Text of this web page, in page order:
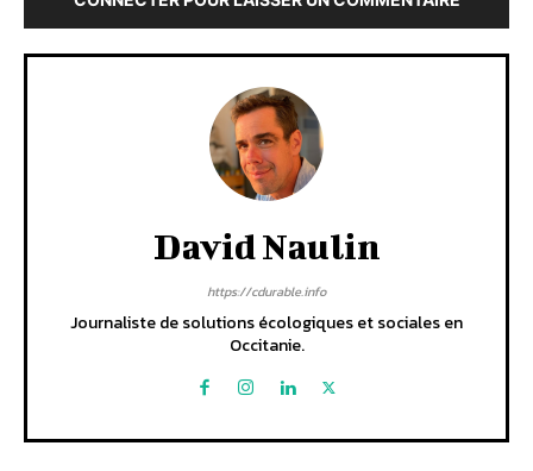
David Naulin
https://cdurable.info
Journaliste de solutions écologiques et sociales en
Occitanie.